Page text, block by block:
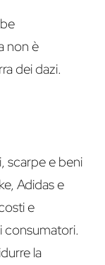
non è
dei dazi.
scarpe e beni
Adidas e
e
consumatori.
la